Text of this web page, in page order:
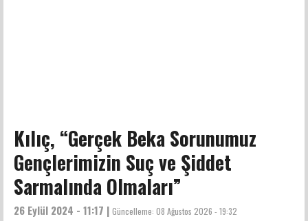
Kılıç, “Gerçek Beka Sorunumuz
Gençlerimizin Suç ve Şiddet
Sarmalında Olmaları”
26 Eylül 2024 - 11:17 | Güncelleme: 08 Ağustos 2026 - 19:32